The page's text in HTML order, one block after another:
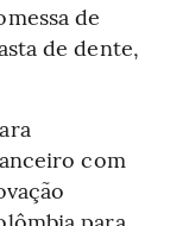
de
de dente,
com